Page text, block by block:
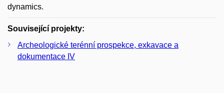
dynamics.
Související projekty:
Archeologické terénní prospekce, exkavace a
dokumentace IV